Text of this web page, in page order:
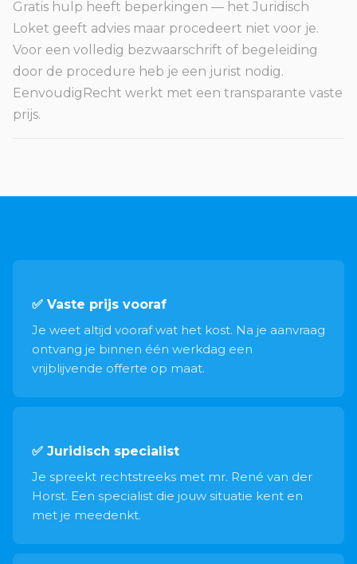
Gratis hulp heeft beperkingen — het Juridisch
Loket geeft advies maar procedeert niet voor je.
Voor een volledig bezwaarschrift of begeleiding
door de procedure heb je een jurist nodig.
EenvoudigRecht werkt met een transparante vaste
prijs.
✅ Vaste prijs vooraf
Je weet altijd vooraf wat het kost. Na je aanvraag
ontvang je binnen één werkdag een
vrijblijvende offerte op maat.
✅ Juridisch specialist
Je spreekt rechtstreeks met mr. René van der
Horst. Een specialist die jouw situatie kent en
met je meedenkt.